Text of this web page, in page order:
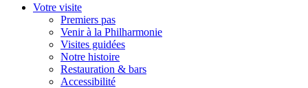
Votre visite
Premiers pas
Venir à la Philharmonie
Visites guidées
Notre histoire
Restauration & bars
Accessibilité